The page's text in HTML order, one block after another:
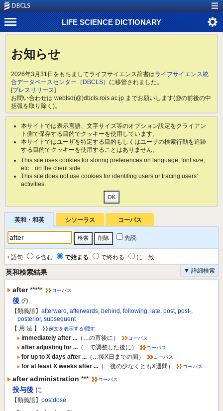
LIFE SCIENCE DICTIONARY
お知らせ
2026年3月31日をもちましてライフサイエンス辞書はライフサイエンス統
合データベースセンター（DBCLS） に移管されました。
[プレスリリース]
お問い合わせは weblsd(@)dbcls.rois.ac.jp までお願いします(@の前後の中
括弧を取り除く)。
本サイトでは表示言語、文字サイズ等のオプション設定をクライアン
ト側で保存する目的でクッキーを使用しています。
本サイトではユーザを特定する目的もしくはユーザの検索行動を追跡
する目的でクッキーを使用することはありません。
This site uses cookies for storing preferences on language, font size,
etc... on the client side.
This site does not use cookies for identifing users or tracing users'
activities.
英和・和英 シソーラス コーパス
先読
‣ 語句 を含む で始まる で終わる
に一致
▼ 詳細検索
英和検索結果
after ***** コーパス
後 の
【類義語】 afterward , afterwards, behind , following, late, post, post-,
posterior, subsequent
【 用 法 】
例文を表示する/隠す
immediately after ... （…の直後に） コーパス
after adjusting for ... （…で調整した後に） コーパス
for up to X days after ... （…後X日までの間） コーパス
for at least X weeks after ... （…後の少なくともX週間） コーパス
after administration *** コーパス
投与後 に
【類義語】 postdose